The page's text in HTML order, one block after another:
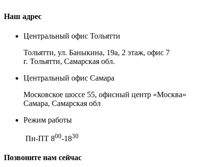
Наш адрес
Центральный офис Тольятти
Тольятти, ул. Баныкина, 19а, 2 этаж, офис 7
г. Тольятти, Самарская обл.
Центральный офис Самара
Московское шоссе 55, офисный центр «Москва»
Самара, Самарская обл
Режим работы
Пн-ПТ 800-1830
Позвоните нам сейчас